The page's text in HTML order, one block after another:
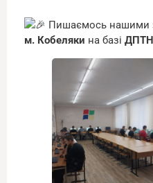
Пишаємось нашими
м. Кобеляки на базі